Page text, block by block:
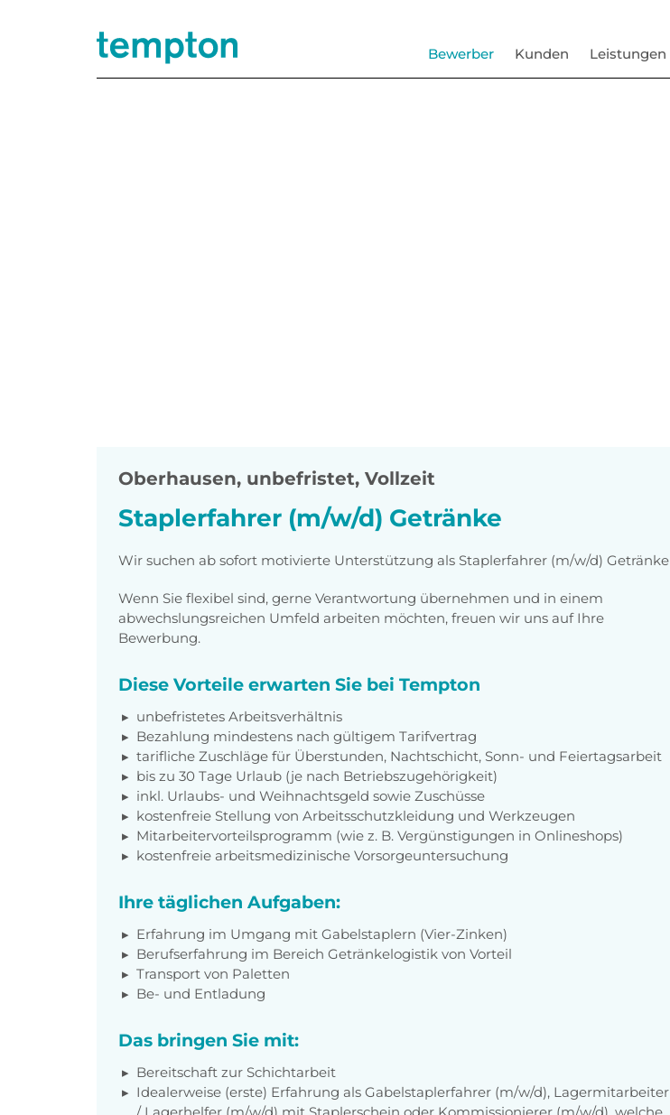
Bewerber Kunden Leistungen
Oberhausen, unbefristet, Vollzeit
Staplerfahrer (m/w/d) Getränke
Wir suchen ab sofort motivierte Unterstützung als Staplerfahrer (m/w/d) Getränke
Wenn Sie flexibel sind, gerne Verantwortung übernehmen und in einem
abwechslungsreichen Umfeld arbeiten möchten, freuen wir uns auf Ihre
Bewerbung.
Diese Vorteile erwarten Sie bei Tempton
unbefristetes Arbeitsverhältnis
Bezahlung mindestens nach gültigem Tarifvertrag
tarifliche Zuschläge für Überstunden, Nachtschicht, Sonn- und Feiertagsarbeit
bis zu 30 Tage Urlaub (je nach Betriebszugehörigkeit)
inkl. Urlaubs- und Weihnachtsgeld sowie Zuschüsse
kostenfreie Stellung von Arbeitsschutzkleidung und Werkzeugen
Mitarbeitervorteilsprogramm (wie z. B. Vergünstigungen in Onlineshops)
kostenfreie arbeitsmedizinische Vorsorgeuntersuchung
Ihre täglichen Aufgaben:
Erfahrung im Umgang mit Gabelstaplern (Vier-Zinken)
Berufserfahrung im Bereich Getränkelogistik von Vorteil
Transport von Paletten
Be- und Entladung
Das bringen Sie mit:
Bereitschaft zur Schichtarbeit
Idealerweise (erste) Erfahrung als Gabelstaplerfahrer (m/w/d), Lagermitarbeiter
/ Lagerhelfer (m/w/d) mit Staplerschein oder Kommissionierer (m/w/d), welche